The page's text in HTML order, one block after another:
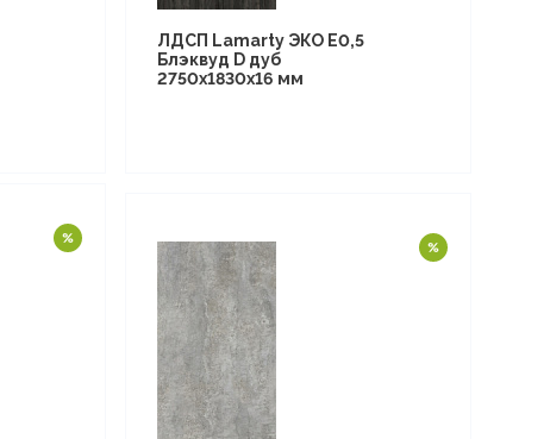
ЛДСП Lamarty ЭКО E0,5
Блэквуд D дуб
2750х1830х16 мм